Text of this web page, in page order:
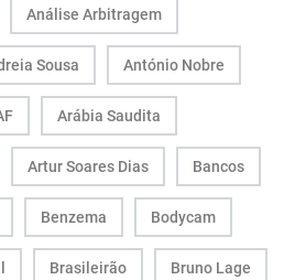
Análise Arbitragem
Sousa António Nobre
Arábia Saudita
Artur Soares Dias Bancos
Benzema Bodycam
Brasileirão Bruno Lage